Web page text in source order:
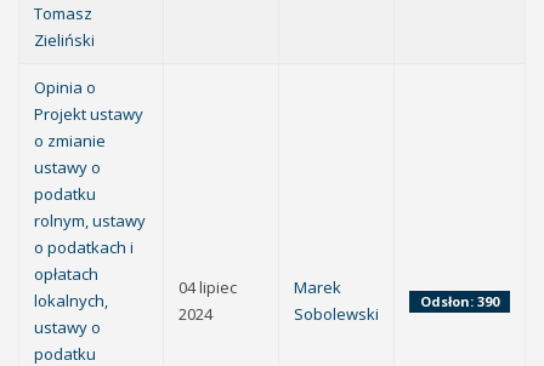
Tomasz
Zieliński
Opinia o
Projekt ustawy
o zmianie
ustawy o
podatku
rolnym, ustawy
o podatkach i
opłatach
lokalnych,
ustawy o
podatku
04 lipiec
2024
Marek
Sobolewski
Odsłon: 390